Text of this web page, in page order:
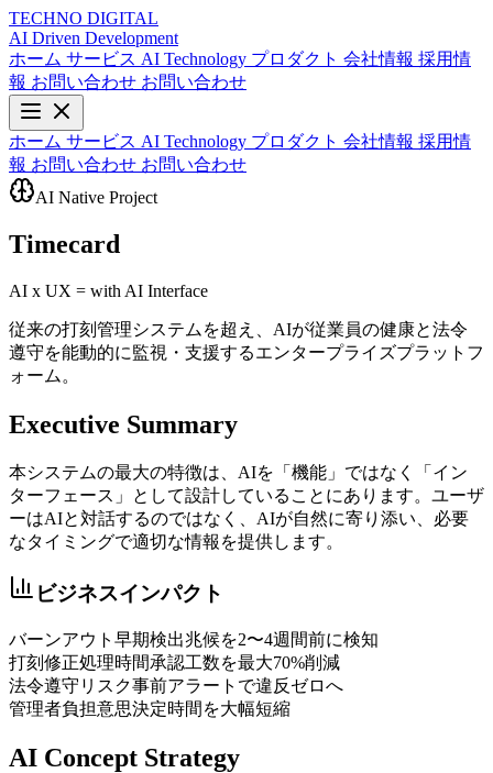
TECHNO DIGITAL
AI Driven Development
ホーム サービス AI Technology プロダクト 会社情報 採用情
報 お問い合わせ お問い合わせ
ホーム サービス AI Technology プロダクト 会社情報 採用情
報 お問い合わせ お問い合わせ
AI Native Project
Timecard
AI x UX = with AI Interface
従来の打刻管理システムを超え、AIが従業員の健康と法令
遵守を能動的に監視・支援するエンタープライズプラットフ
ォーム。
Executive Summary
本システムの最大の特徴は、AIを「機能」ではなく「イン
ターフェース」として設計していることにあります。ユーザ
ーはAIと対話するのではなく、AIが自然に寄り添い、必要
なタイミングで適切な情報を提供します。
ビジネスインパクト
バーンアウト早期検出兆候を2〜4週間前に検知
打刻修正処理時間承認工数を最大70%削減
法令遵守リスク事前アラートで違反ゼロへ
管理者負担意思決定時間を大幅短縮
AI Concept Strategy